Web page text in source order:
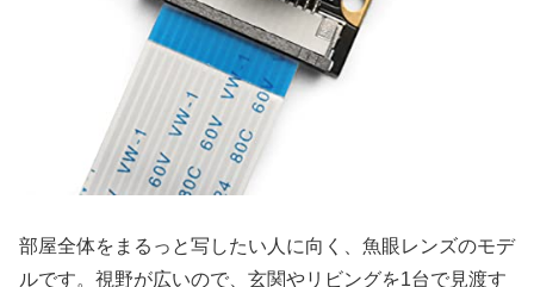
部屋全体をまるっと写したい人に向く、魚眼レンズのモデ
ルです。視野が広いので、玄関やリビングを1台で見渡す